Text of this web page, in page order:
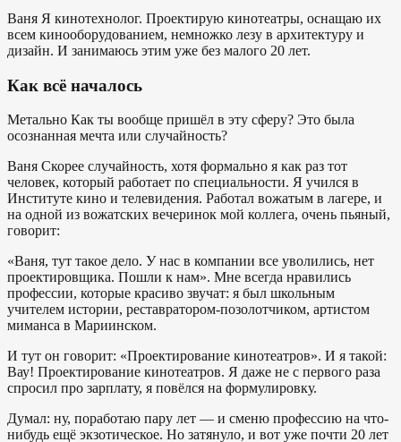
Ваня Я кинотехнолог. Проектирую кинотеатры, оснащаю их
всем кинооборудованием, немножко лезу в архитектуру и
дизайн. И занимаюсь этим уже без малого 20 лет.
Как всё началось
Метально Как ты вообще пришёл в эту сферу? Это была
осознанная мечта или случайность?
Ваня Скорее случайность, хотя формально я как раз тот
человек, который работает по специальности. Я учился в
Институте кино и телевидения. Работал вожатым в лагере, и
на одной из вожатских вечеринок мой коллега, очень пьяный,
говорит:
«Ваня, тут такое дело. У нас в компании все уволились, нет
проектировщика. Пошли к нам». Мне всегда нравились
профессии, которые красиво звучат: я был школьным
учителем истории, реставратором-позолотчиком, артистом
миманса в Мариинском.
И тут он говорит: «Проектирование кинотеатров». И я такой:
Вау! Проектирование кинотеатров. Я даже не с первого раза
спросил про зарплату, я повёлся на формулировку.
Думал: ну, поработаю пару лет — и сменю профессию на что-
нибудь ещё экзотическое. Но затянуло, и вот уже почти 20 лет